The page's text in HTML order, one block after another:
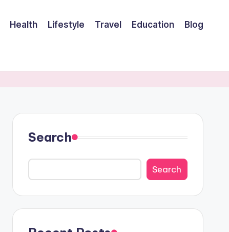
Health Lifestyle Travel Education Blog
Search
Search